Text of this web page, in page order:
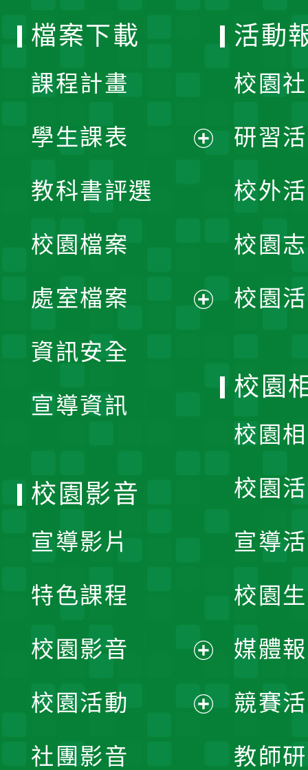
檔案下載
課程計畫
學生課表
單
教科書評選
校園檔案
處室檔案
資訊安全
宣導資訊
活動
校園
研習
校外
校園
校園
校園
校園
校園
宣導
校園
媒體
競賽
教師
校園影音
宣導影片
特色課程
校園影音
開
校園活動
社團影音